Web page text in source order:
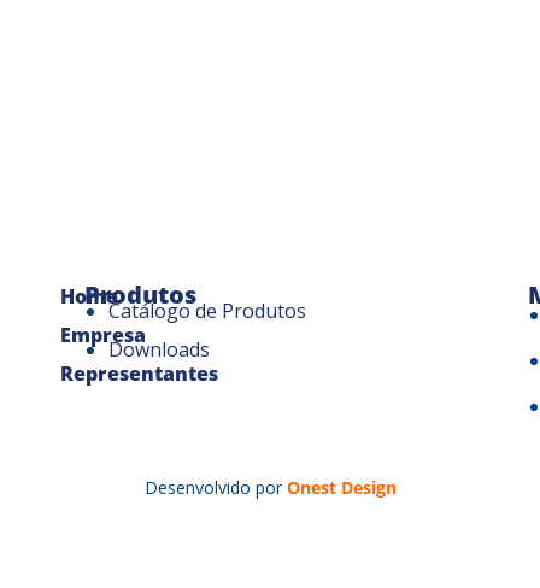
Home
Empresa
Representantes
Produtos
Catálogo de Produtos
Downloads
Desenvolvido por Onest Design